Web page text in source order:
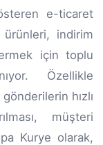
e-ticaret
ürünleri, indirim
için toplu
Özellikle
hızlı
müşteri
Kurye olarak,